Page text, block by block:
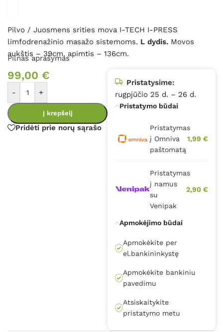
Pilvo / Juosmens srities mova I-TECH I-PRESS
limfodrenažinio masažo sistemoms. L dydis. Movos
aukštis – 39cm, apimtis – 136cm.
Pilnas aprašymas
99,00 €
- +
Į krepšelį
Pridėti prie norų sąrašo
Pristatysime:
rugpjūčio 25 d. – 26 d.
Pristatymo būdai
Pristatymas
į Omniva
paštomatą
1,99 €
Pristatymas
į namus
su
Venipak
2,90 €
Apmokėjimo būdai
Apmokėkite per
el.bankininkystę
Apmokėkite bankiniu
pavedimu
Atsiskaitykite
pristatymo metu